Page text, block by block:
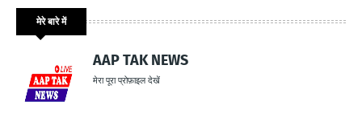
मेरे बारे में
AAP TAK NEWS
मेरा पूरा प्रोफ़ाइल देखें